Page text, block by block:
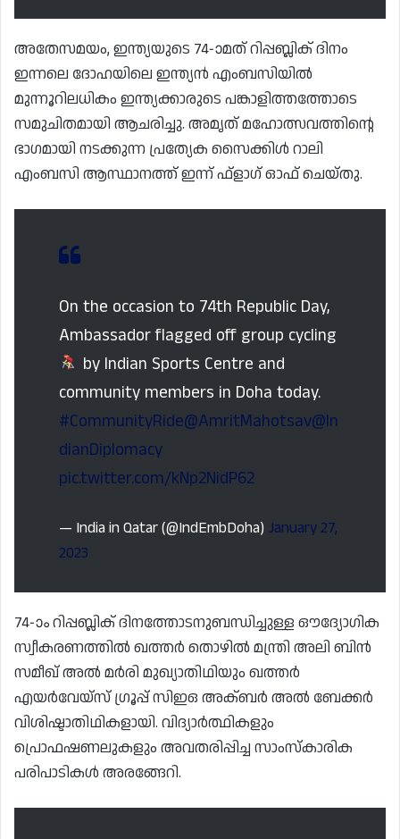
അതേസമയം, ഇന്ത്യയുടെ 74-ാമത് റിപ്പബ്ലിക് ദിനം
ഇന്നലെ ദോഹയിലെ ഇന്ത്യൻ എംബസിയിൽ
മുന്നൂറിലധികം ഇന്ത്യക്കാരുടെ പങ്കാളിത്തത്തോടെ
സമുചിതമായി ആചരിച്ചു. അമൃത് മഹോത്സവത്തിന്റെ
ഭാഗമായി നടക്കുന്ന പ്രത്യേക സൈക്കിൾ റാലി
എംബസി ആസ്ഥാനത്ത് ഇന്ന് ഫ്‌ളാഗ് ഓഫ് ചെയ്തു.
On the occasion to 74th Republic Day,
Ambassador flagged off group cycling
by Indian Sports Centre and
community members in Doha today.
#CommunityRide@AmritMahotsav@In
dianDiplomacy
pic.twitter.com/kNp2NidP62
— India in Qatar (@IndEmbDoha) January 27,
2023
74-ാം റിപ്പബ്ലിക് ദിനത്തോടനുബന്ധിച്ചുള്ള ഔദ്യോഗിക
സ്വീകരണത്തിൽ ഖത്തർ തൊഴിൽ മന്ത്രി അലി ബിൻ
സമീഖ് അൽ മർരി മുഖ്യാതിഥിയും ഖത്തർ
എയർവേയ്‌സ് ഗ്രൂപ്പ് സിഇഒ അക്ബർ അൽ ബേക്കർ
വിശിഷ്ടാതിഥികളായി. വിദ്യാർത്ഥികളും
പ്രൊഫഷണലുകളും അവതരിപ്പിച്ച സാംസ്കാരിക
പരിപാടികൾ അരങ്ങേറി.